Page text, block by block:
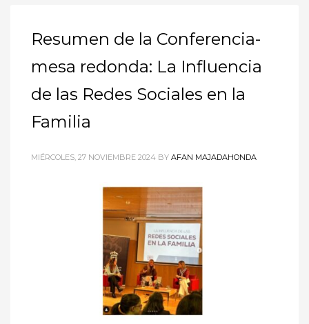
Resumen de la Conferencia-
mesa redonda: La Influencia
de las Redes Sociales en la
Familia
MIÉRCOLES, 27 NOVIEMBRE 2024 BY AFAN MAJADAHONDA